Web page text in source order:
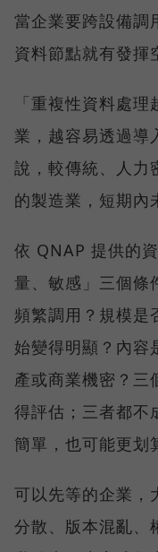
當企業要跨設備
資料節點就有發揮
「重複性資料處
業，越容易透過導
說，較傳統、人力
的製造業，短期內
依 QNAP 提供的
量、敏感」三個條
頻繁調用？規模是
始變得明顯？內容
產或商業機密？三
得評估；三者都不
簡單，也可能更划
可以先等的企業，
分散、版本混亂、